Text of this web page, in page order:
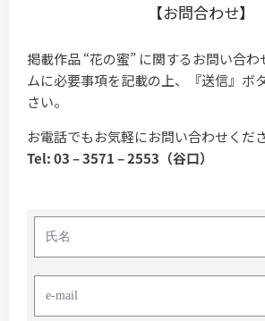
【お問合わせ】
掲載作品 “花の蜜” に関するお問い合
ムに必要事項を記載の上、『送信』ボ
さい。
お電話でもお気軽にお問い合わせくだ
Tel: 03 – 3571 – 2553（谷口）